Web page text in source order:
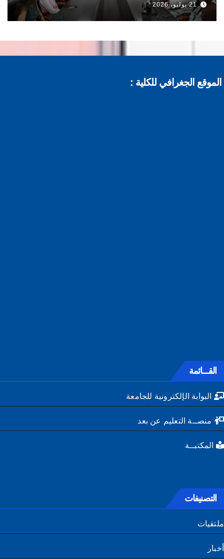
21 يوليو، 2026
الجغرافي للكلية :
القـــائمة
البوابة الإلكترونية للجامعة
منصــة التعليم عن بعد
المكتبــة
التصنيفات